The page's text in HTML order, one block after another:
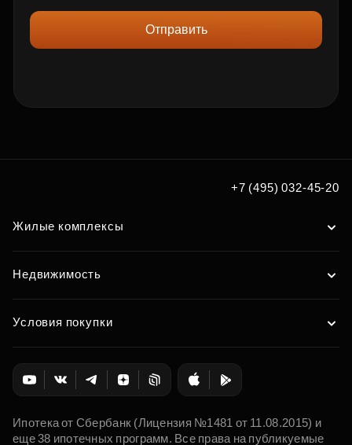
Отправить
+7 (495) 032-45-20
Жилые комплексы
Недвижимость
Условия покупки
Ипотека от Сбербанк (Лицензия №1481 от 11.08.2015) и
еще 38 ипотечных программ. Все права на публикуемые